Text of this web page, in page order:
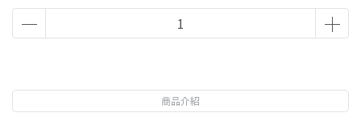
商品介紹